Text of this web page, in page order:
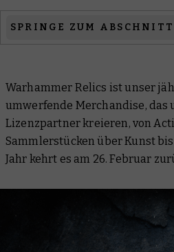
SPRINGE ZUM ABSCHNITT
Warhammer Relics ist unser
umwerfende Merchandise, das
Lizenzpartner kreieren, von
Sammlerstücken über Kunst
Jahr kehrt es am 26. Februar